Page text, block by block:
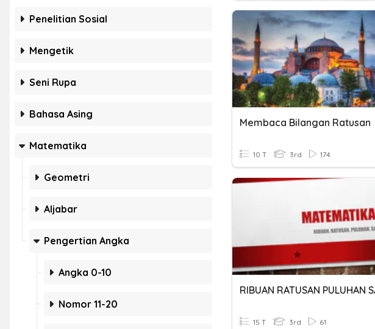
Penelitian Sosial
Mengetik
Seni Rupa
Bahasa Asing
Matematika
Geometri
Aljabar
Pengertian Angka
Angka 0-10
Nomor 11-20
Membaca Bilangan Ratusan
10 T 3rd 174
15 T 3rd 61